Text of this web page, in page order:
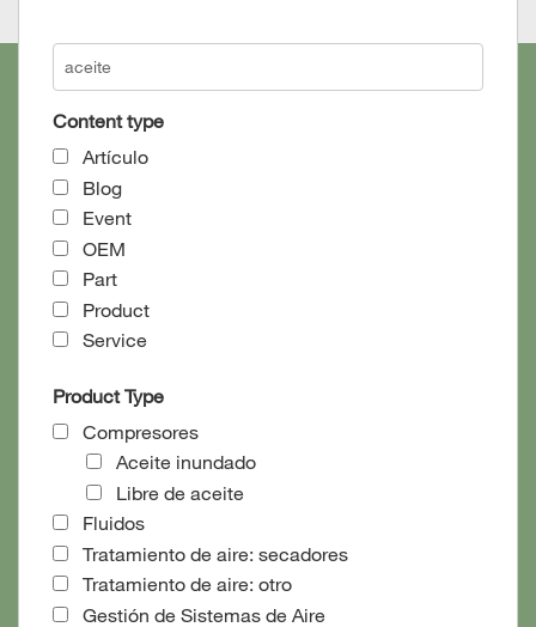
Content type
Artículo
Blog
Event
OEM
Part
Product
Service
Product Type
Compresores
Aceite inundado
Libre de aceite
Fluidos
Tratamiento de aire: secadores
Tratamiento de aire: otro
Gestión de Sistemas de Aire